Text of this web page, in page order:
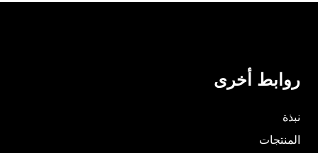
روابط أخرى
نبذة
المنتجات